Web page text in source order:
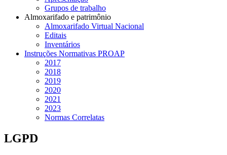
Grupos de trabalho
Almoxarifado e patrimônio
Almoxarifado Virtual Nacional
Editais
Inventários
Instruções Normativas PROAP
2017
2018
2019
2020
2021
2023
Normas Correlatas
LGPD